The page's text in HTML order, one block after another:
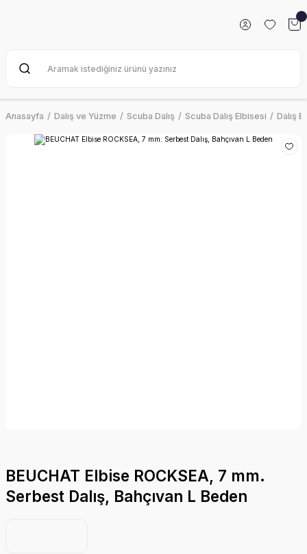
Anasayfa Dalış ve Yüzme Scuba Dalış Scuba Dalış Elbisesi Dalış
BEUCHAT Elbise ROCKSEA, 7 mm.
Serbest Dalış, Bahçıvan L Beden